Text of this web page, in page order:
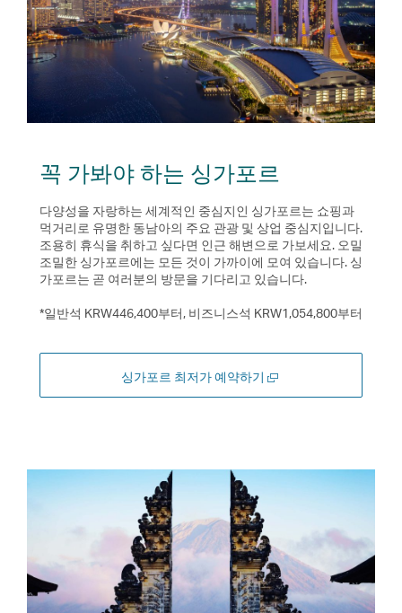
꼭 가봐야 하는 싱가포르
다양성을 자랑하는 세계적인 중심지인 싱가포르는 쇼핑과
먹거리로 유명한 동남아의 주요 관광 및 상업 중심지입니다.
조용히 휴식을 취하고 싶다면 인근 해변으로 가보세요. 오밀
조밀한 싱가포르에는 모든 것이 가까이에 모여 있습니다. 싱
가포르는 곧 여러분의 방문을 기다리고 있습니다.
*일반석 KRW446,400부터, 비즈니스석 KRW1,054,800부터
싱가포르 최저가 예약하기 새